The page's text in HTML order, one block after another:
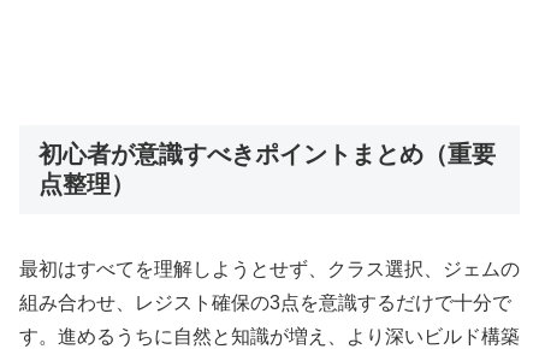
初心者が意識すべきポイントまとめ（重要
点整理）
最初はすべてを理解しようとせず、クラス選択、ジェムの
組み合わせ、レジスト確保の3点を意識するだけで十分で
す。進めるうちに自然と知識が増え、より深いビルド構築